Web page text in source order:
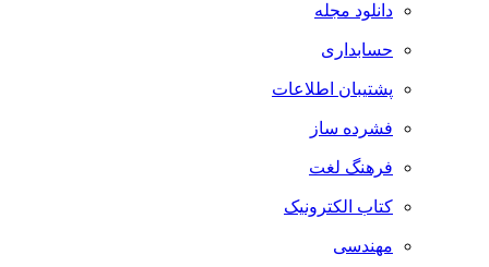
دانلود مجله
حسابداری
پشتیبان اطلاعات
فشرده ساز
فرهنگ لغت
کتاب الکترونیک
مهندسی